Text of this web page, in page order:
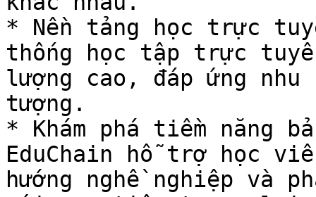
* Nền tảng học trực
thống học tập trực
lượng cao, đáp ứng
tượng.
* Khám phá tiềm năng
EduChain hỗ trợ học
hướng nghề nghiệp và